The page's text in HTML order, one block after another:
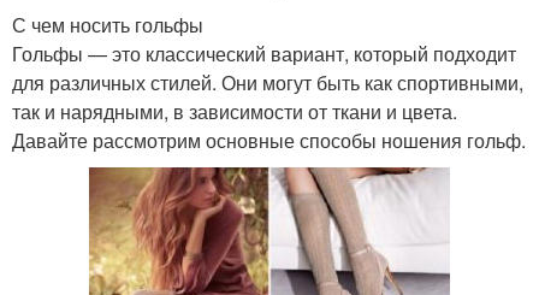
С чем носить гольфы
Гольфы — это классический вариант, который подходит
для различных стилей. Они могут быть как спортивными,
так и нарядными, в зависимости от ткани и цвета.
Давайте рассмотрим основные способы ношения гольф.